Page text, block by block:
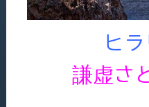
ヒ
謙虚さ